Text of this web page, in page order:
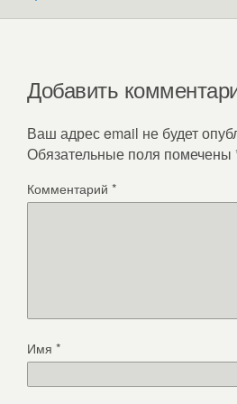
Добавить
Ваш адрес email не будет
Обязательные поля помечены
Комментарий *
Имя *